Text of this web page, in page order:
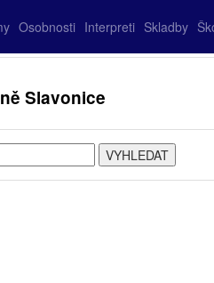
Osobnosti Interpreti Skladby
Slavonice